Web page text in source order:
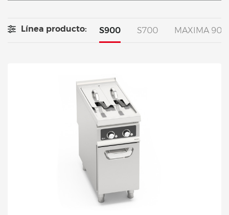
Línea producto: S900 S700 MAXIMA 900